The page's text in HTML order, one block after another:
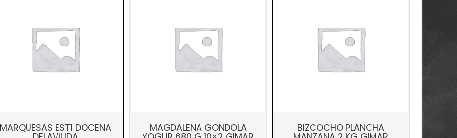
MARQUESAS EST1 DOCENA MAGDALENA GONDOLA BIZCOCHO PLANCHA